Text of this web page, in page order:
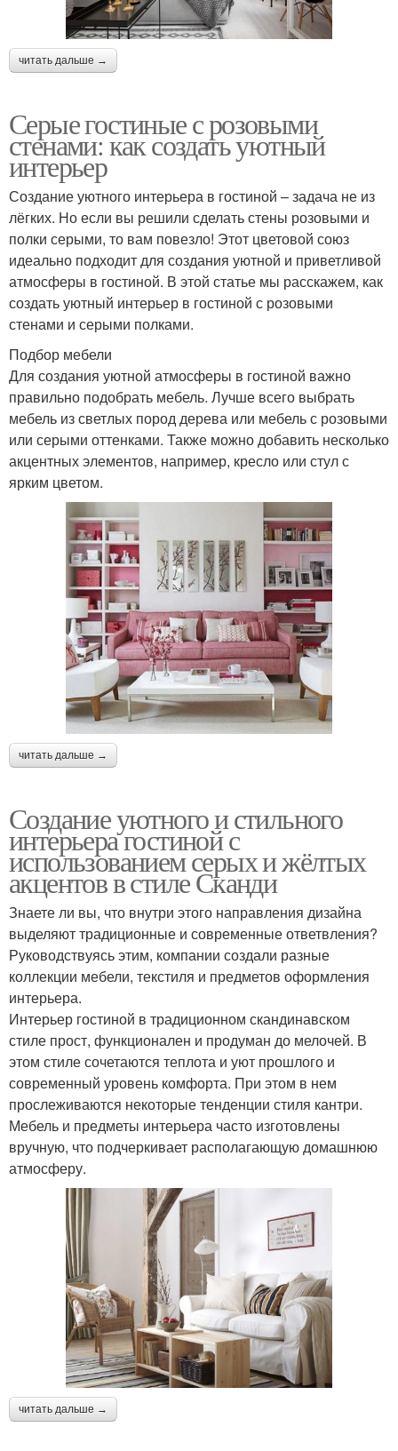
читать дальше →
Серые гостиные с розовыми
стенами: как создать уютный
интерьер
Создание уютного интерьера в гостиной – задача не из
лёгких. Но если вы решили сделать стены розовыми и
полки серыми, то вам повезло! Этот цветовой союз
идеально подходит для создания уютной и приветливой
атмосферы в гостиной. В этой статье мы расскажем, как
создать уютный интерьер в гостиной с розовыми
стенами и серыми полками.
Подбор мебели
Для создания уютной атмосферы в гостиной важно
правильно подобрать мебель. Лучше всего выбрать
мебель из светлых пород дерева или мебель с розовыми
или серыми оттенками. Также можно добавить несколько
акцентных элементов, например, кресло или стул с
ярким цветом.
читать дальше →
Создание уютного и стильного
интерьера гостиной с
использованием серых и жёлтых
акцентов в стиле Сканди
Знаете ли вы, что внутри этого направления дизайна
выделяют традиционные и современные ответвления?
Руководствуясь этим, компании создали разные
коллекции мебели, текстиля и предметов оформления
интерьера.
Интерьер гостиной в традиционном скандинавском
стиле прост, функционален и продуман до мелочей. В
этом стиле сочетаются теплота и уют прошлого и
современный уровень комфорта. При этом в нем
прослеживаются некоторые тенденции стиля кантри.
Мебель и предметы интерьера часто изготовлены
вручную, что подчеркивает располагающую домашнюю
атмосферу.
читать дальше →